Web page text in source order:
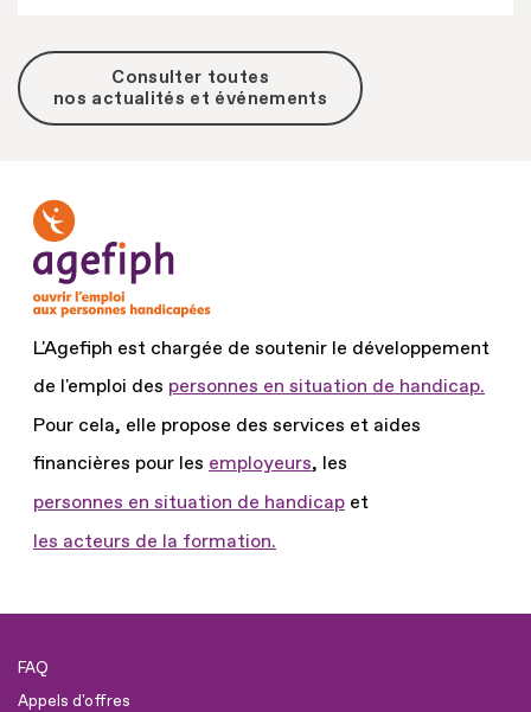
Consulter toutes
nos actualités et événements
L'Agefiph est chargée de soutenir le développement
de l'emploi des personnes en situation de handicap.
Pour cela, elle propose des services et aides
financières pour les employeurs, les
personnes en situation de handicap et
les acteurs de la formation.
FAQ
Appels d'offres